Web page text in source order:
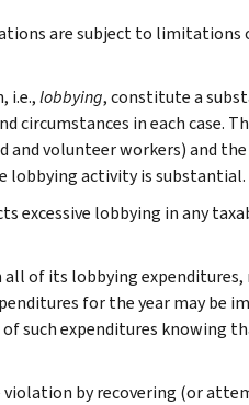
are subject to
i.e.,lobbying, constitute a
in each case.
volunteer workers) and
lobbying activity is substantial.
lobbying in any
of its lobbying
for the year may be
such expenditures knowing
by recovering (or